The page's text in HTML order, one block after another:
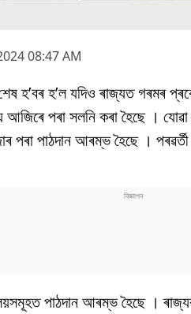
08:47 AM
হ’বৰ হ’ল যদিও ৰাজ্যত গৰমৰ
পৰা সলনি কৰা হৈছে ।
পাঠদান আৰম্ভ হৈছে । পৰৱৰ্তী
পাঠদান আৰম্ভ হৈছে ।